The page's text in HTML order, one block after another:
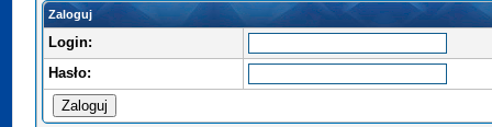
Zaloguj
Login:
Hasło: